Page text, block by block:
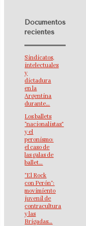
Documentos
recientes
Sindicatos,
intelectuales
y
dictadura
en la
Argentina
durante…
Los ballets
“nacionalistas”
y el
peronismo:
el caso de
las galas de
ballet…
“El Rock
con Perón”:
movimiento
juvenil de
contracultura
y las
Brigadas…